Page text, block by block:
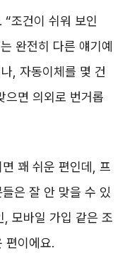
조건이 쉬워 보인
완전히 다른 얘기예
, 자동이체를 몇 건
으면 의외로 번거롭
꽤 쉬운 편인데, 프
은 잘 안 맞을 수 있
, 모바일 가입 같은 조
편이에요.